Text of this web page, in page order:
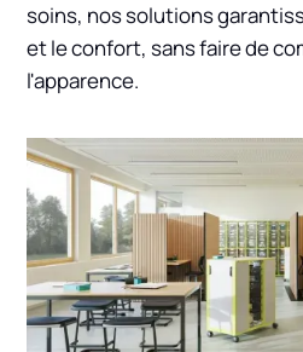
soins, nos solutions
et le confort, sans faire de
l'apparence.